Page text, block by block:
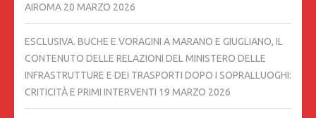
AIROMA 20 MARZO 2026
ESCLUSIVA. BUCHE E VORAGINI A MARANO E GIUGLIANO, IL
CONTENUTO DELLE RELAZIONI DEL MINISTERO DELLE
INFRASTRUTTURE E DEI TRASPORTI DOPO I SOPRALLUOGHI:
CRITICITÀ E PRIMI INTERVENTI 19 MARZO 2026